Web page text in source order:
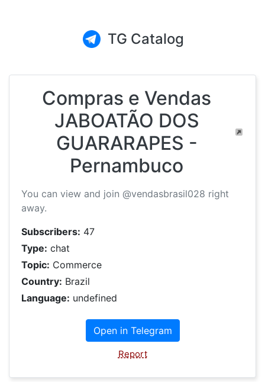
TG Catalog
Compras e Vendas
JABOATÃO DOS
GUARARAPES -
Pernambuco
You can view and join @vendasbrasil028 right
away.
Subscribers: 47
Type: chat
Topic: Commerce
Country: Brazil
Language: undefined
Open in Telegram
Report